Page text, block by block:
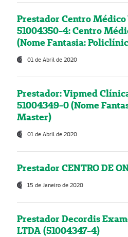
Prestador Centro
51004350-4: Centro
(Nome Fantasia:
01 de Abril de 2020
Prestador: Vipmed
51004349-0 (Nome
Master)
01 de Abril de 2020
Prestador CENTRO DE
15 de Janeiro de 2020
Prestador Decordis
LTDA (51004347-4)